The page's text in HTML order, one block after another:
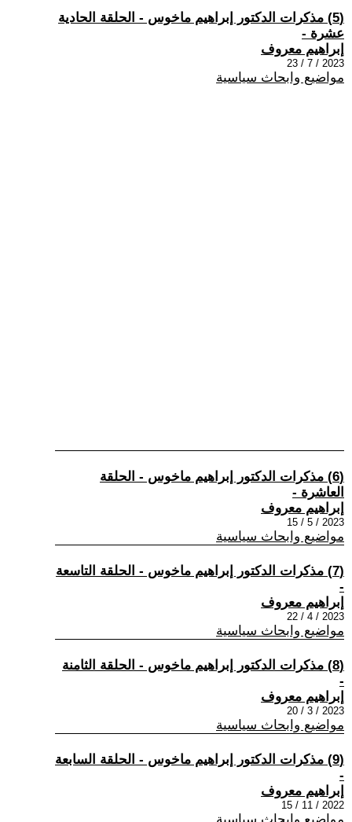
(5) مذكرات الدكتور إبراهيم ماخوس - الحلقة الحادية
عشرة -
إبراهيم معروف
2023 / 7 / 23
مواضيع وابحاث سياسية
(6) مذكرات الدكتور إبراهيم ماخوس - الحلقة
العاشرة -
إبراهيم معروف
2023 / 5 / 15
مواضيع وابحاث سياسية
(7) مذكرات الدكتور إبراهيم ماخوس - الحلقة التاسعة
-
إبراهيم معروف
2023 / 4 / 22
مواضيع وابحاث سياسية
(8) مذكرات الدكتور إبراهيم ماخوس - الحلقة الثامنة
-
إبراهيم معروف
2023 / 3 / 20
مواضيع وابحاث سياسية
(9) مذكرات الدكتور إبراهيم ماخوس - الحلقة السابعة
-
إبراهيم معروف
2022 / 11 / 15